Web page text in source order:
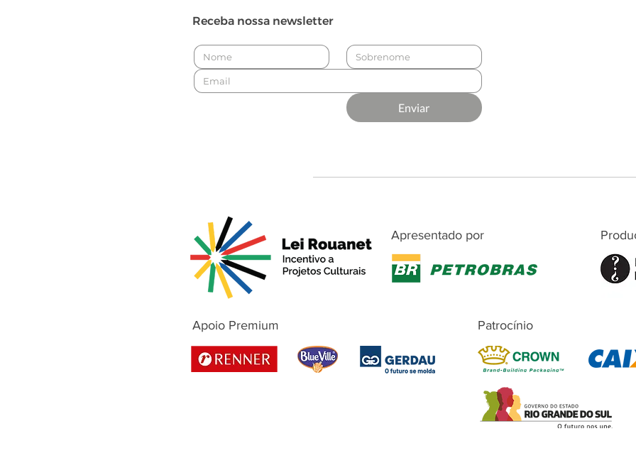
Receba nossa newsletter
Enviar
Apresentado por
Apoio Premium Patrocínio